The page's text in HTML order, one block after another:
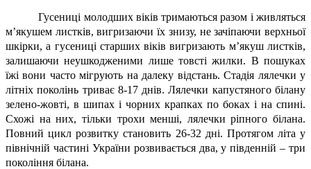
Гусениці молодших віків тримаються разом і живляться
м’якушем листків, вигризаючи їх знизу, не зачіпаючи верхньої
шкірки, а гусениці старших віків вигризають м’якуш листків,
залишаючи неушкодженими лише товсті жилки. В пошуках
їжі вони часто мігрують на далеку відстань. Стадія лялечки у
літніх поколінь триває 8-17 днів. Лялечки капустяного білану
зелено-жовті, в шипах і чорних крапках по боках і на спині.
Схожі на них, тільки трохи менші, лялечки ріпного білана.
Повний цикл розвитку становить 26-32 дні. Протягом літа у
північній частині України розвивається два, у південній – три
покоління білана.